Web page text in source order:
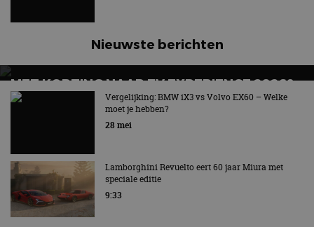
Nieuwste berichten
MET KORTING NAAR EV EXPERIENCE 2026?
AUTORAI REGELT HET!
EV Experience 2026 van 24 tot 26 september
Vergelijking: BMW iX3 vs Volvo EX60 – Welke
moet je hebben?
28 mei
Lamborghini Revuelto eert 60 jaar Miura met
speciale editie
9:33